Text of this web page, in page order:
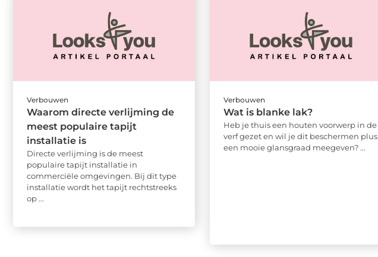
Verbouwen
Waarom directe verlijming de
meest populaire tapijt
installatie is
Directe verlijming is de meest
populaire tapijt installatie in
commerciële omgevingen. Bij dit type
installatie wordt het tapijt rechtstreeks
op ...
Verbouwen
Wat is blanke lak?
Heb je thuis een houten voorwerp in de
verf gezet en wil je dit beschermen plus
een mooie glansgraad meegeven? ...